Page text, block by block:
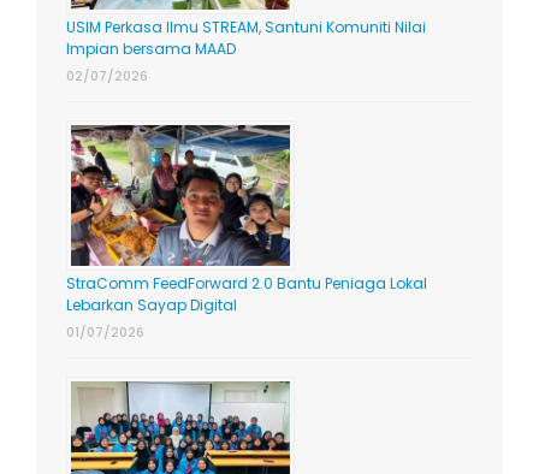
USIM Perkasa Ilmu STREAM, Santuni Komuniti Nilai
Impian bersama MAAD
02/07/2026
StraComm FeedForward 2.0 Bantu Peniaga Lokal
Lebarkan Sayap Digital
01/07/2026